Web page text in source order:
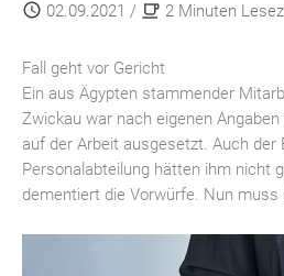
02.09.2021 / 2 Minuten
Fall geht vor Gericht
Ein aus Ägypten stammender
Zwickau war nach eigenen
auf der Arbeit ausgesetzt. Auch der
Personalabteilung hätten ihm nicht
dementiert die Vorwürfe. Nun